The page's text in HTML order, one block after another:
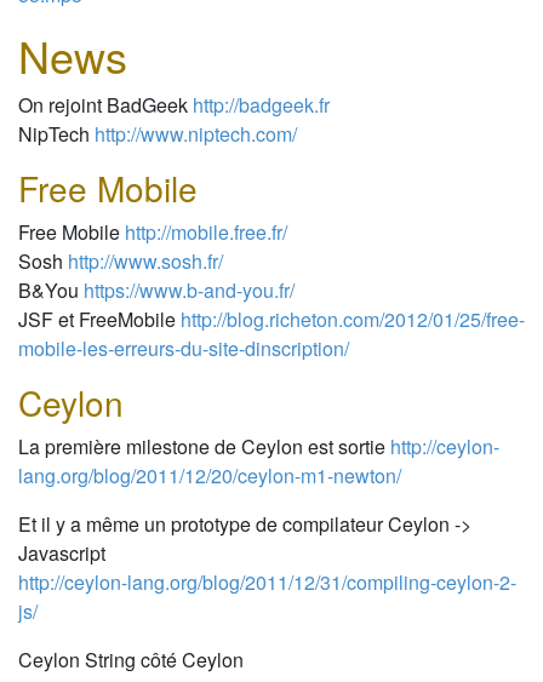
News
On rejoint BadGeek http://badgeek.fr
NipTech http://www.niptech.com/
Free Mobile
Free Mobile http://mobile.free.fr/
Sosh http://www.sosh.fr/
B&You https://www.b-and-you.fr/
JSF et FreeMobile http://blog.richeton.com/2012/01/25/free-
mobile-les-erreurs-du-site-dinscription/
Ceylon
La première milestone de Ceylon est sortie http://ceylon-
lang.org/blog/2011/12/20/ceylon-m1-newton/
Et il y a même un prototype de compilateur Ceylon ->
Javascript
http://ceylon-lang.org/blog/2011/12/31/compiling-ceylon-2-
js/
Ceylon String côté Ceylon